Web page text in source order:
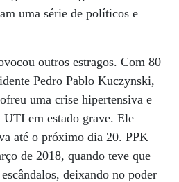
uma série de políticos e
outros estragos. Com 80
Pedro Pablo Kuczynski,
uma crise hipertensiva e
em estado grave. Ele
até o próximo dia 20. PPK
de 2018, quando teve que
deixando no poder